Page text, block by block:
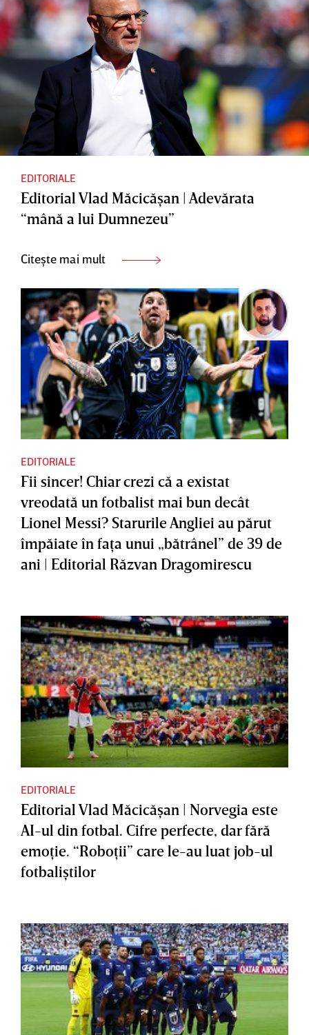
EDITORIALE
Editorial Vlad Măcicăşan | Adevărata
“mână a lui Dumnezeu”
Citește mai mult
EDITORIALE
Fii sincer! Chiar crezi că a existat
vreodată un fotbalist mai bun decât
Lionel Messi? Starurile Angliei au părut
împăiate în faţa unui „bătrânel” de 39 de
ani | Editorial Răzvan Dragomirescu
EDITORIALE
Editorial Vlad Măcicăşan | Norvegia este
AI-ul din fotbal. Cifre perfecte, dar fără
emoţie. “Roboţii” care le-au luat job-ul
fotbaliştilor